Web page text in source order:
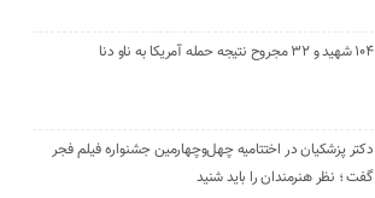
۱۰۴ شهید و ۳۲ مجروح نتیجه حمله آمریکا به ناو دنا
دکتر پزشکیان در اختتامیه چهل‌وچهارمین جشنواره فیلم فجر
گفت ؛ نظر هنرمندان را باید شنید